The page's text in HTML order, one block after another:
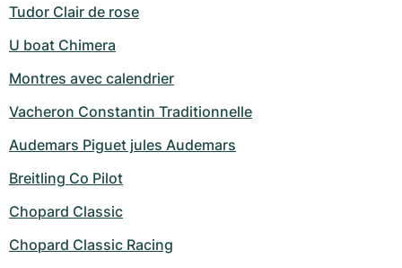
Tudor Clair de rose
U boat Chimera
Montres avec calendrier
Vacheron Constantin Traditionnelle
Audemars Piguet jules Audemars
Breitling Co Pilot
Chopard Classic
Chopard Classic Racing